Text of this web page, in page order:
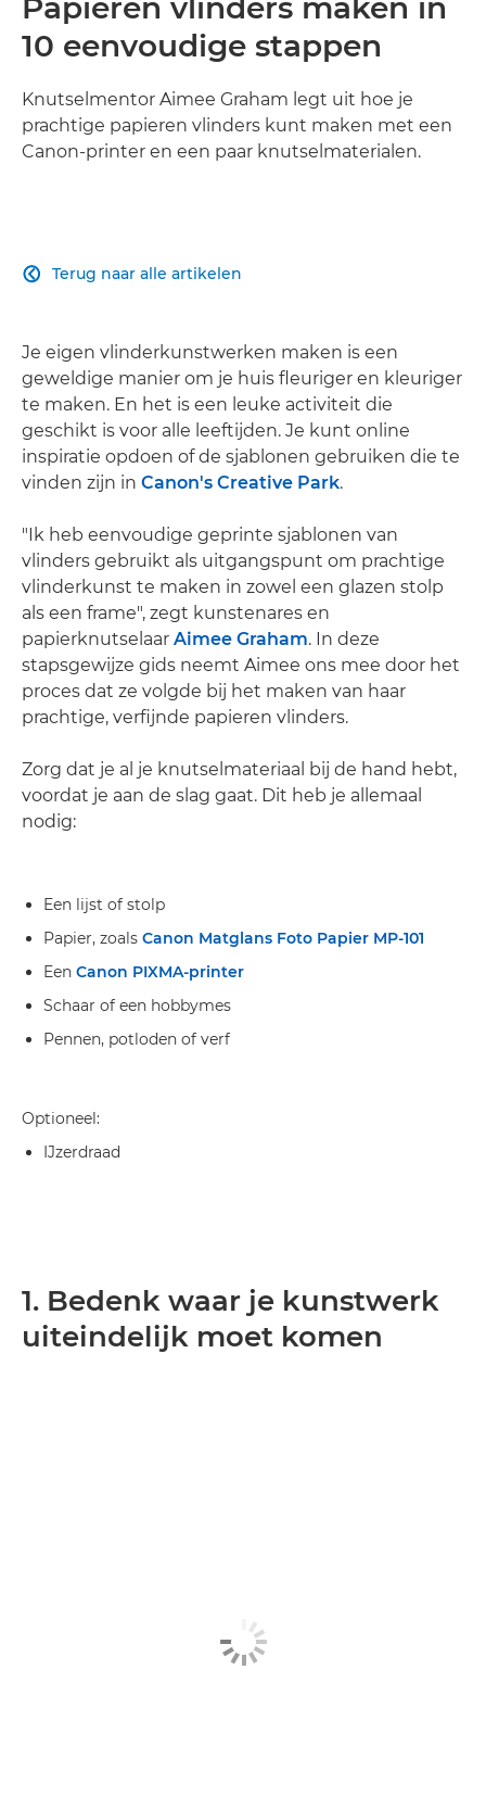
Papieren vlinders maken in
10 eenvoudige stappen
Knutselmentor Aimee Graham legt uit hoe je
prachtige papieren vlinders kunt maken met een
Canon-printer en een paar knutselmaterialen.
Terug naar alle artikelen

Je eigen vlinderkunstwerken maken is een
geweldige manier om je huis fleuriger en kleuriger
te maken. En het is een leuke activiteit die
geschikt is voor alle leeftijden. Je kunt online
inspiratie opdoen of de sjablonen gebruiken die te
vinden zijn in Canon's Creative Park.
"Ik heb eenvoudige geprinte sjablonen van
vlinders gebruikt als uitgangspunt om prachtige
vlinderkunst te maken in zowel een glazen stolp
als een frame", zegt kunstenares en
papierknutselaar Aimee Graham. In deze
stapsgewijze gids neemt Aimee ons mee door het
proces dat ze volgde bij het maken van haar
prachtige, verfijnde papieren vlinders.
Zorg dat je al je knutselmateriaal bij de hand hebt,
voordat je aan de slag gaat. Dit heb je allemaal
nodig:
Een lijst of stolp
Papier, zoals Canon Matglans Foto Papier MP-101
Een Canon PIXMA-printer
Schaar of een hobbymes
Pennen, potloden of verf
Optioneel:
IJzerdraad
1. Bedenk waar je kunstwerk
uiteindelijk moet komen